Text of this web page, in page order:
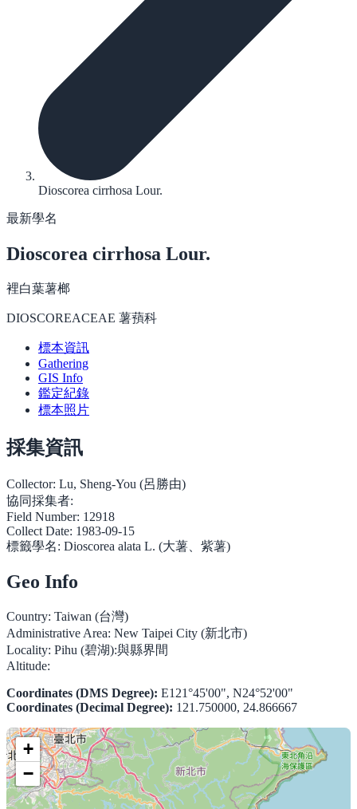
Dioscorea cirrhosa Lour.
最新學名
Dioscorea cirrhosa Lour.
裡白葉薯榔
DIOSCOREACEAE 薯蕷科
標本資訊
Gathering
GIS Info
鑑定紀錄
標本照片
採集資訊
Collector: Lu, Sheng-You (呂勝由)
協同採集者:
Field Number: 12918
Collect Date: 1983-09-15
標籤學名: Dioscorea alata L. (大薯、紫薯)
Geo Info
Country: Taiwan (台灣)
Administrative Area: New Taipei City (新北市)
Locality: Pihu (碧湖):與縣界間
Altitude:
Coordinates (DMS Degree): E121°45'00", N24°52'00"
Coordinates (Decimal Degree): 121.750000, 24.866667
+
−